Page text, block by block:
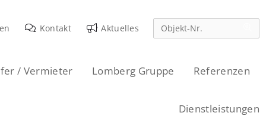
Kontakt Aktuelles
/ Vermieter Lomberg Gruppe Referenzen
Dienstleistungen